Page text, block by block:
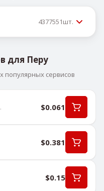
4377551шт.
для Перу
популярных сервисов
$0.061
$0.381
$0.15